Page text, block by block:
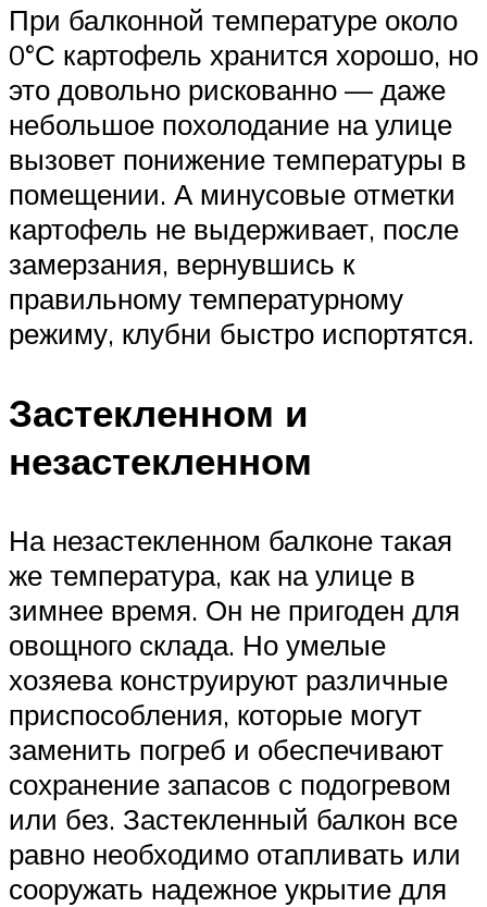
При балконной температуре около
0°С картофель хранится хорошо, но
это довольно рискованно — даже
небольшое похолодание на улице
вызовет понижение температуры в
помещении. А минусовые отметки
картофель не выдерживает, после
замерзания, вернувшись к
правильному температурному
режиму, клубни быстро испортятся.
Застекленном и
незастекленном
На незастекленном балконе такая
же температура, как на улице в
зимнее время. Он не пригоден для
овощного склада. Но умелые
хозяева конструируют различные
приспособления, которые могут
заменить погреб и обеспечивают
сохранение запасов с подогревом
или без. Застекленный балкон все
равно необходимо отапливать или
сооружать надежное укрытие для